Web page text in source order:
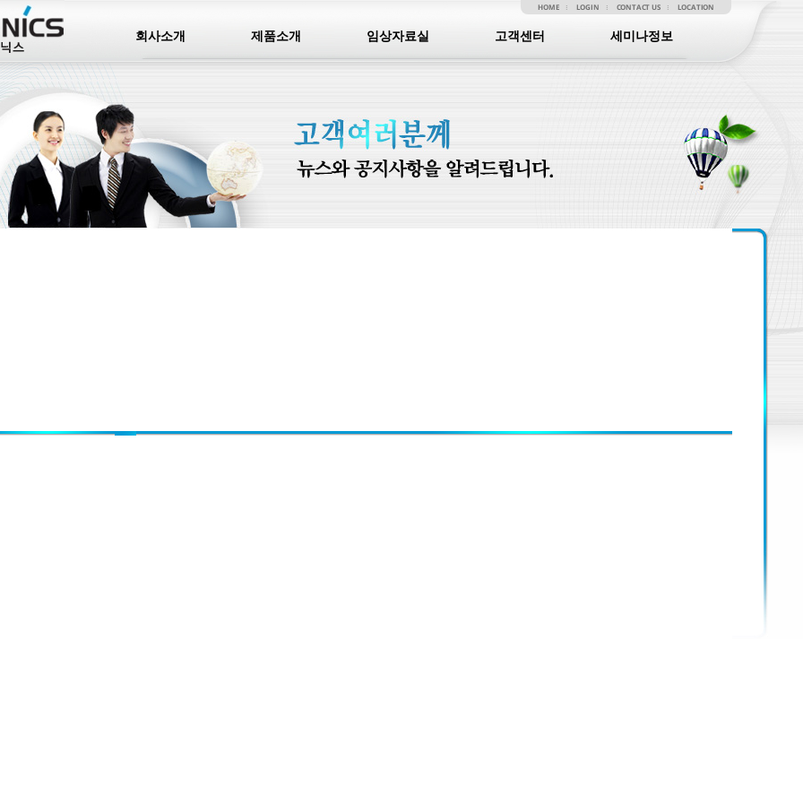
HOME LOGIN CONTACT US LOCATION
회사소개 제품소개 임상자료실 고객센터 세미나정보